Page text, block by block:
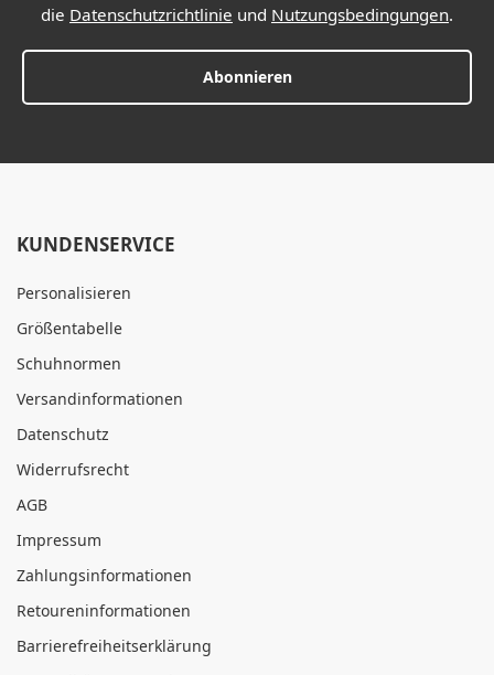
die Datenschutzrichtlinie und Nutzungsbedingungen.
Abonnieren
KUNDENSERVICE
Personalisieren
Größentabelle
Schuhnormen
Versandinformationen
Datenschutz
Widerrufsrecht
AGB
Impressum
Zahlungsinformationen
Retoureninformationen
Barrierefreiheitserklärung